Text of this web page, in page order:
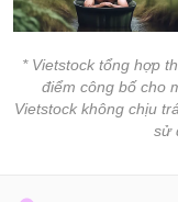
* Vietstock tổng hợp
điểm công bố cho
Vietstock không chịu
sử